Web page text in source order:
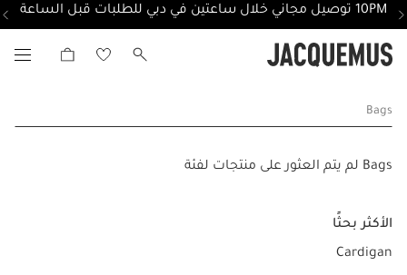
10PM توصيل مجاني خلال ساعتين في دبي للطلبات قبل الساعة
Bags
Bags لم يتم العثور على منتجات لفئة
الأكثر بحثًا
Cardigan